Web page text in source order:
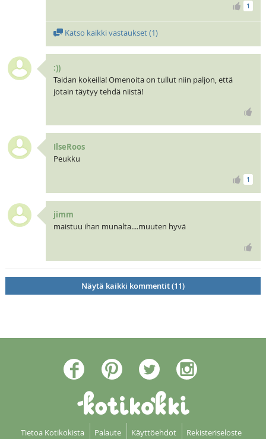
1
Katso kaikki vastaukset (1)
:))
Taidan kokeilla! Omenoita on tullut niin paljon, että
jotain täytyy tehdä niistä!
IlseRoos
Peukku
1
jimm
maistuu ihan munalta....muuten hyvä
Näytä kaikki kommentit (11)
Tietoa Kotikokista Palaute Käyttöehdot Rekisteriseloste